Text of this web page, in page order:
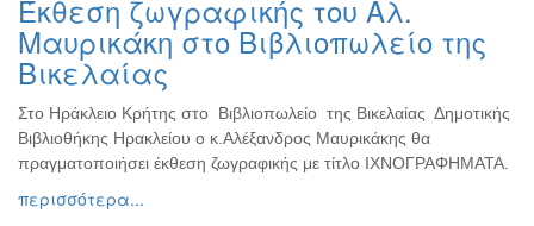
Ζωγραφική
Φωτογραφία
Τραγούδι
Μουσική
Κινηματογράφος
Χορός
Έκθεση ζωγραφικής του Αλ.
Μαυρικάκη στο Βιβλιοπωλείο της
Βικελαίας
Στο Ηράκλειο Κρήτης στο Βιβλιοπωλείο της Βικελαίας Δημοτικής
Βιβλιοθήκης Ηρακλείου ο κ.Αλέξανδρος Μαυρικάκης θα
πραγματοποιήσει έκθεση ζωγραφικής με τίτλο ΙΧΝΟΓΡΑΦΗΜΑΤΑ.
περισσότερα...